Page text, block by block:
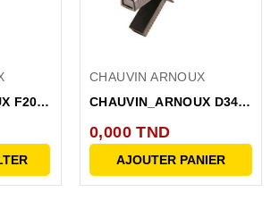
F201
CHAUVIN ARNOUX
CHAUVIN_ARNOUX D34N
AMPEREMETRIQUE...
0,000 TND
AJOUTER PANIER